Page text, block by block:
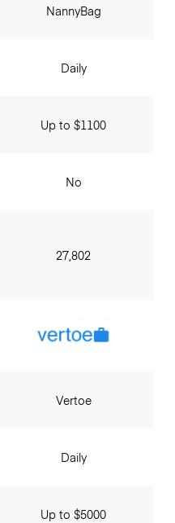
NannyBag
Daily
Up to $1100
No
27,802
Vertoe
Daily
Up to $5000